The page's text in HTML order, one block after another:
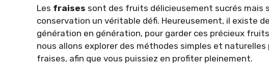
Les fraises sont des fruits délicieusement sucrés mais
conservation un véritable défi. Heureusement, il existe
génération en génération, pour garder ces précieux
nous allons explorer des méthodes simples et naturelles
fraises, afin que vous puissiez en profiter pleinement.